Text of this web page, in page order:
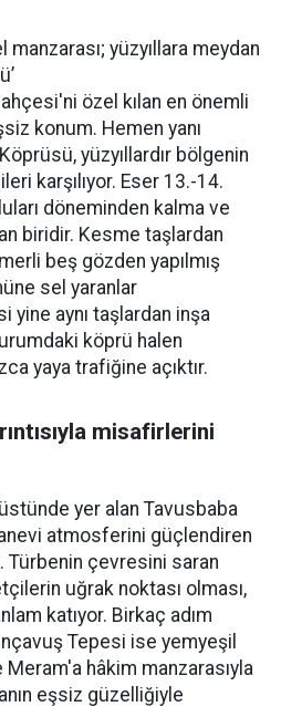
yüzyıllara meydan
özel kılan en önemli
konum. Hemen yanı
yüzyıllardır bölgenin
karşılıyor. Eser 13.-14.
döneminden kalma ve
biridir. Kesme taşlardan
beş gözden yapılmış
sel yaranlar
yine aynı taşlardan inşa
köprü halen
yaya trafiğine açıktır.
misafirlerini
yer alan Tavusbaba
atmosferini güçlendiren
çevresini saran
uğrak noktası olması,
katıyor. Birkaç adım
Tepesi ise yemyeşil
hâkim manzarasıyla
eşsiz güzelliğiyle